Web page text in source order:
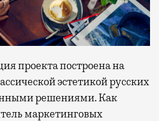
проекта построена на
эстетикой русских
решениями. Как
маркетинговых